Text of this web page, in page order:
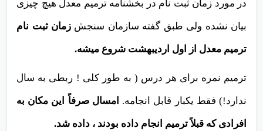
در مورد زمان ثبت نام در بخشنامه ترمیم معدل هیچ چیزی
بیان نشده ولی طبق گفته سازمان سنجشزمان ثبت نام
ترمیم معدل از اول اردیبهشت شروع میشه.
ترمیم نمره برای هر درس ( به طور کلی ! ربطی به سال
ندارد!) فقط یکبار قابل انجامه. امسال صرفاً این مکان به
افرادی که قبلاً ترمیم انجام داده بودند ، داده شد.